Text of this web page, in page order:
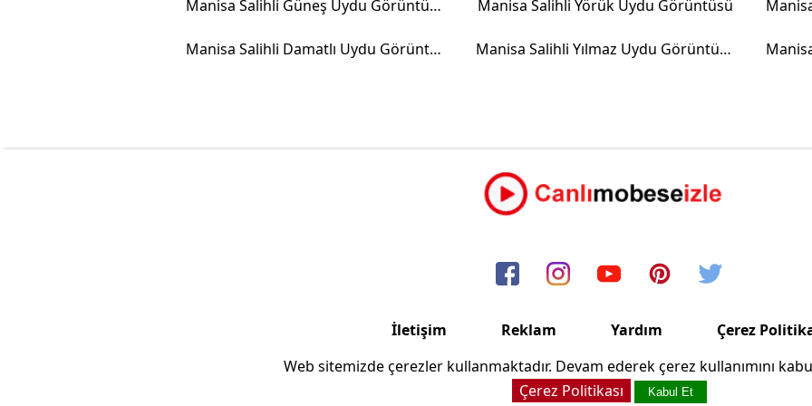
Manisa Salihli Güneş Uydu Görüntüsü Manisa Salihli Yörük Uydu Görüntüsü
Manisa Salihli Damatlı Uydu Görüntüsü Manisa Salihli Yılmaz Uydu Görüntüsü
İletişim Reklam Yardım Çerez
Copyright © 2006/2024 Canlimobeseizle.com
Web sitemizde çerezler kullanmaktadır. Devam ederek çerez kullanımını
Çerez Politikası
Kabul Et